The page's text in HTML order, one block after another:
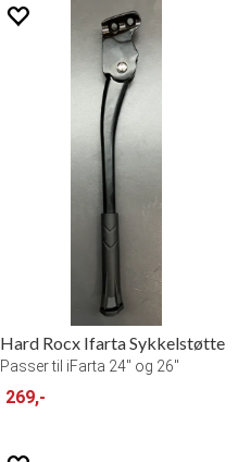
Hard Rocx Ifarta Sykkelstøtte
Passer til iFarta 24" og 26"
269,-